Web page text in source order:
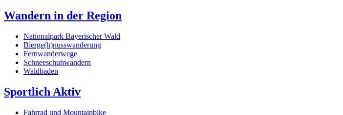
Wandern in der Region
Nationalpark Bayerischer Wald
Bierge(h)nusswanderung
Fernwanderwege
Schneeschuhwandern
Waldbaden
Sportlich Aktiv
Fahrrad und Mountainbike